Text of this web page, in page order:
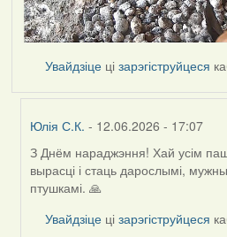
Увайдзіце цізарэгіструйцеся
Юлія С.К. - 12.06.2026 - 17:07
In
reply
to
З Днём нараджэння! Хай усім
вырасці і стаць дарослымі,
птушкамі. 🙏
Увайдзіце цізарэгіструйцеся